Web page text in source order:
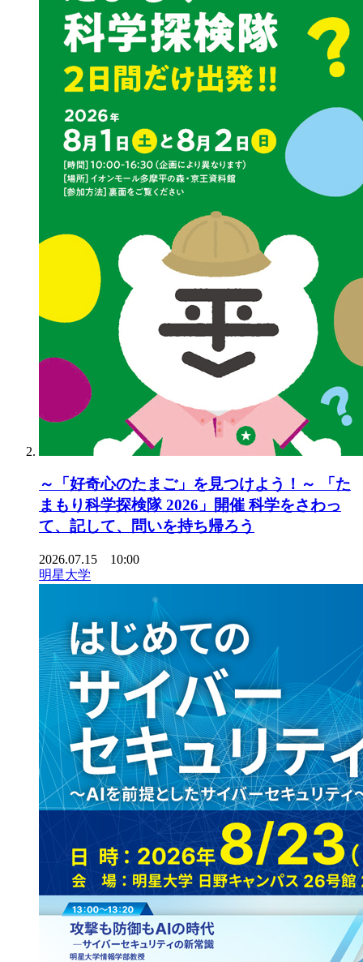
～「好奇心のたまご」を見つけよう！～ 「た
まもり科学探検隊 2026」開催 科学をさわっ
て、記して、問いを持ち帰ろう
2026.07.15 10:00
明星大学